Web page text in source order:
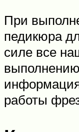
При
педикюра
силе все
работы